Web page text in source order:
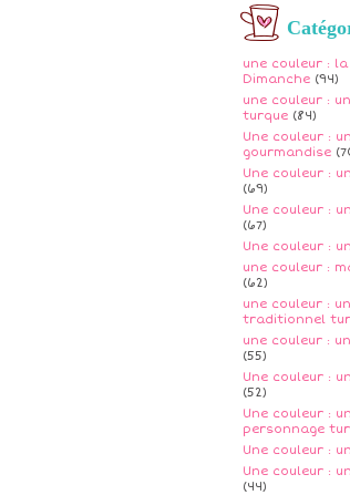
une couleur :
Dimanche (94)
une couleur :
turque (84)
Une couleur :
gourmandise
Une couleur :
(69)
Une couleur :
(67)
Une couleur :
une couleur :
(62)
une couleur :
traditionnel
une couleur :
(55)
Une couleur :
(52)
Une couleur : un
personnage
Une couleur :
Une couleur :
(44)